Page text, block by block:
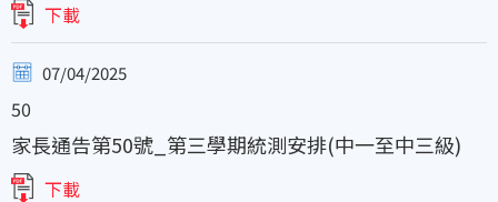
下載
07/04/2025
50
家長通告第50號_第三學期統測安排(中一至中三級)
下載